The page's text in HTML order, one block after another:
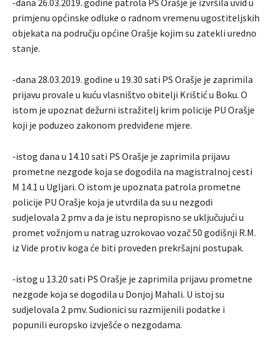
-dana 26.03.2019. godine patrola PS Orašje je izvršila uvid u
primjenu općinske odluke o radnom vremenu ugostiteljskih
objekata na području općine Orašje kojim su zatekli uredno
stanje.
-dana 28.03.2019. godine u 19.30 sati PS Orašje je zaprimila
prijavu provale u kuću vlasništvo obitelji Krištić u Boku. O
istom je upoznat dežurni istražitelj krim policije PU Orašje
koji je poduzeo zakonom predviđene mjere.
-istog dana u 14.10 sati PS Orašje je zaprimila prijavu
prometne nezgode koja se dogodila na magistralnoj cesti
M 14.1 u Ugljari. O istom je upoznata patrola prometne
policije PU Orašje koja je utvrdila da su u nezgodi
sudjelovala 2 pmv a da je istu nepropisno se uključujući u
promet vožnjom u natrag uzrokovao vozač 50 godišnji R.M.
iz Vide protiv koga će biti proveden prekršajni postupak.
-istog u 13.20 sati PS Orašje je zaprimila prijavu prometne
nezgode koja se dogodila u Donjoj Mahali. U istoj su
sudjelovala 2 pmv. Sudionici su razmijenili podatke i
popunili europsko izvješće o nezgodama.